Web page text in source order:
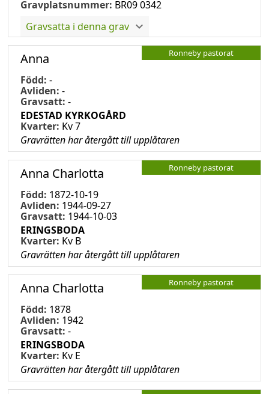
Gravplatsnummer: BR09 0342
Gravsatta i denna grav
Ronneby pastorat
Anna
Född: -
Avliden: -
Gravsatt: -
EDESTAD KYRKOGÅRD
Kvarter: Kv 7
Gravrätten har återgått till upplåtaren
Ronneby pastorat
Anna Charlotta
Född: 1872-10-19
Avliden: 1944-09-27
Gravsatt: 1944-10-03
ERINGSBODA
Kvarter: Kv B
Gravrätten har återgått till upplåtaren
Ronneby pastorat
Anna Charlotta
Född: 1878
Avliden: 1942
Gravsatt: -
ERINGSBODA
Kvarter: Kv E
Gravrätten har återgått till upplåtaren